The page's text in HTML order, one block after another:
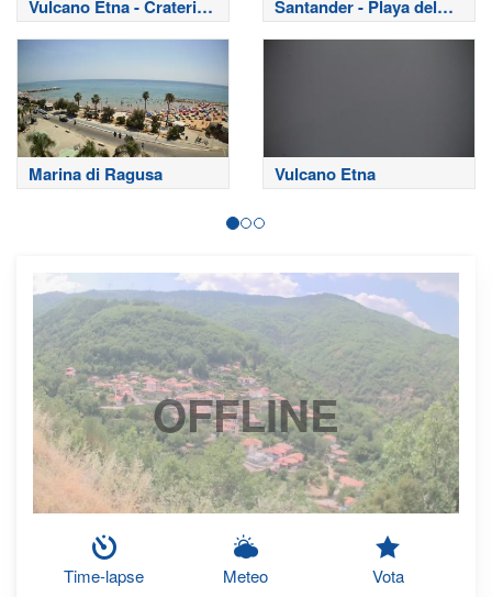
Vulcano Etna - Crateri
Sommitali
Santander - Playa del
Sardinero
Marina di Ragusa Vulcano Etna
OFFLINE
Time-lapse Meteo Vota